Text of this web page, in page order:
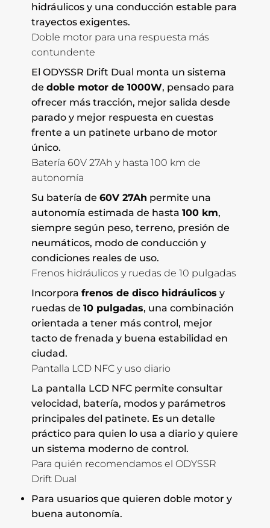
hidráulicos y una conducción estable para
trayectos exigentes.
Doble motor para una respuesta más
contundente
El ODYSSR Drift Dual monta un sistema
de doble motor de 1000W, pensado para
ofrecer más tracción, mejor salida desde
parado y mejor respuesta en cuestas
frente a un patinete urbano de motor
único.
Batería 60V 27Ah y hasta 100 km de
autonomía
Su batería de 60V 27Ah permite una
autonomía estimada de hasta 100 km,
siempre según peso, terreno, presión de
neumáticos, modo de conducción y
condiciones reales de uso.
Frenos hidráulicos y ruedas de 10 pulgadas
Incorpora frenos de disco hidráulicos y
ruedas de 10 pulgadas, una combinación
orientada a tener más control, mejor
tacto de frenada y buena estabilidad en
ciudad.
Pantalla LCD NFC y uso diario
La pantalla LCD NFC permite consultar
velocidad, batería, modos y parámetros
principales del patinete. Es un detalle
práctico para quien lo usa a diario y quiere
un sistema moderno de control.
Para quién recomendamos el ODYSSR
Drift Dual
Para usuarios que quieren doble motor y
buena autonomía.